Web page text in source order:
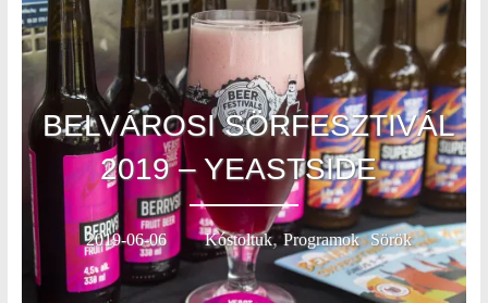
BELVÁROSI SÖRFESZTIVÁL
2019 – YEASTSIDE
2019-06-06 Kóstoltuk,Programok,Sörök